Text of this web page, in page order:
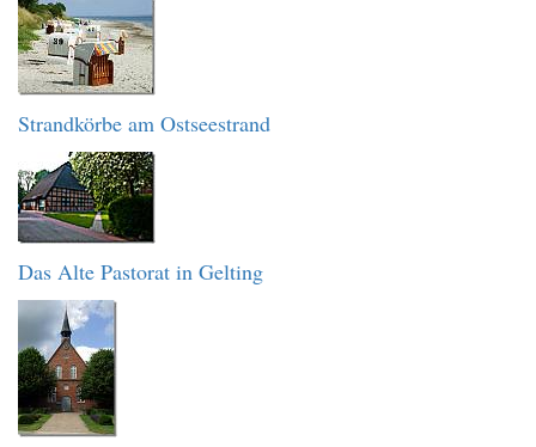
Strandkörbe am Ostseestrand
Das Alte Pastorat in Gelting